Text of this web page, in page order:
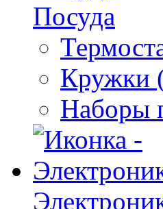
Посуда
Кружки
Наборы